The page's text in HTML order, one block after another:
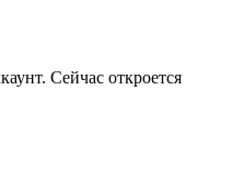
Сейчас откроется